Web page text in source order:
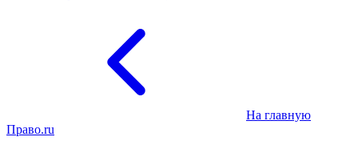
На главную
Право.ru